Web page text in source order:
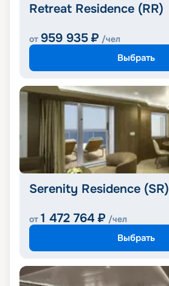
Retreat Residence (RR)
от 959 935 ₽ /чел
Выбрать
Serenity Residence (SR)
от 1 472 764 ₽ /чел
Выбрать